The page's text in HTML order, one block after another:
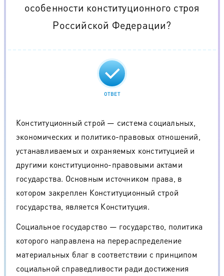
особенности конституционного строя
Российской Федерации?
ОТВЕТ
Конституционный строй — система социальных,
экономических и политико-правовых отношений,
устанавливаемых и охраняемых конституцией и
другими конституционно-правовыми актами
государства. Основным источником права, в
котором закреплен Конституционный строй
государства, является Конституция.
Социальное государство — государство, политика
которого направлена на перераспределение
материальных благ в соответствии с принципом
социальной справедливости ради достижения